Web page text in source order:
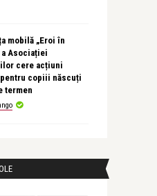
mobilă „Eroi în
Asociației
cere acțiuni
copiii născuți
termen